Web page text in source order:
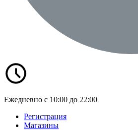
Ежедневно с 10:00 до 22:00
Регистрация
Магазины